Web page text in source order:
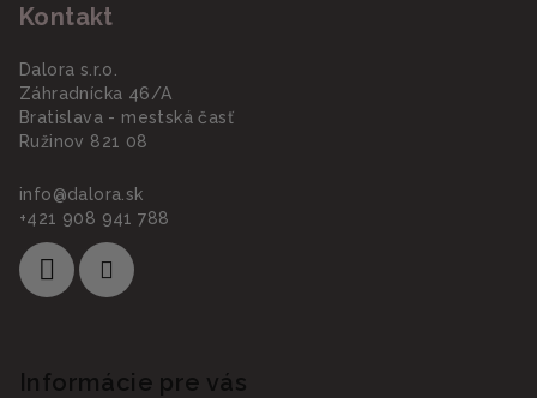
Kontakt
Dalora s.r.o.
Záhradnícka 46/A
Bratislava - mestská časť
Ružinov 821 08
info@dalora.sk
+421 908 941 788
Informácie pre vás